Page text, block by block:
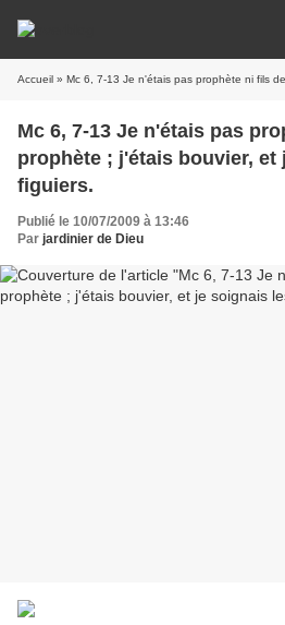
Accueil » Mc 6, 7-13 Je n'étais pas prophète ni fils de
Mc 6, 7-13 Je n'étais pas
prophète ; j'étais bouvier, et
figuiers.
Publié le 10/07/2009 à 13:46
Par jardinier de Dieu